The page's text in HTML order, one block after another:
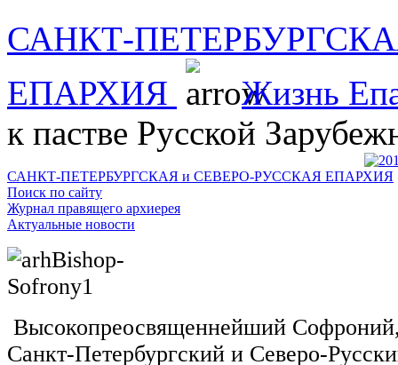
САНКТ-
ЕПАРХИЯ
Жизнь
к пастве Русской
САНКТ-ПЕТЕРБУРГСКАЯ и СЕВЕРО-РУССКАЯ ЕПАРХИЯ
Поиск по сайту
Журнал правящего архиерея
Актуальные новости
Высокопреосвященнейший
Санкт-Петербургский и Северо-